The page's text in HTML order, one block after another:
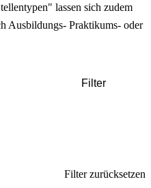
lassen sich zudem
Ausbildungs- Praktikums- oder
Filter
Filter zurücksetzen